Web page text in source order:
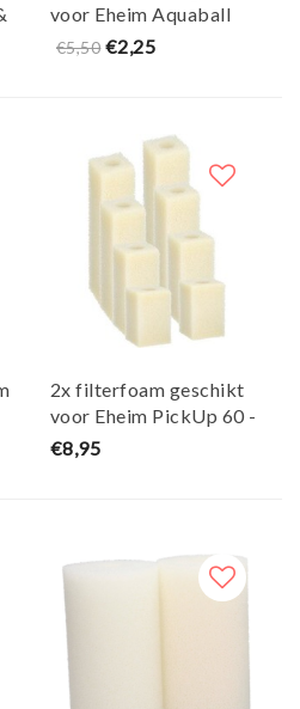
voor Eheim Aquaball
60/130/180 & 2208-
€5,50 €2,25
2x filterfoam geschikt
voor Eheim PickUp 60 -
Eheim
€8,95